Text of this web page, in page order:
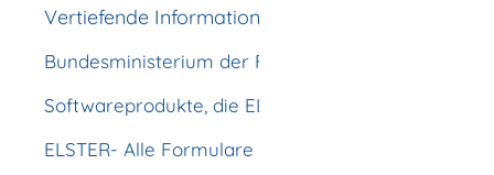
Vertiefende Informationen
Bundesministerium der Finanzen
Softwareprodukte, die ELSTER unterstützen
ELSTER- Alle Formulare